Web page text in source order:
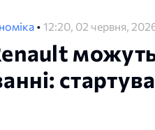
• 12:20, 02 червня,